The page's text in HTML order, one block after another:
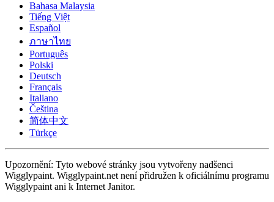
Bahasa Malaysia
Tiếng Việt
Español
ภาษาไทย
Português
Polski
Deutsch
Français
Italiano
Čeština
简体中文
Türkçe
Upozornění: Tyto webové stránky jsou vytvořeny nadšenci
Wigglypaint. Wigglypaint.net není přidružen k oficiálnímu programu
Wigglypaint ani k Internet Janitor.